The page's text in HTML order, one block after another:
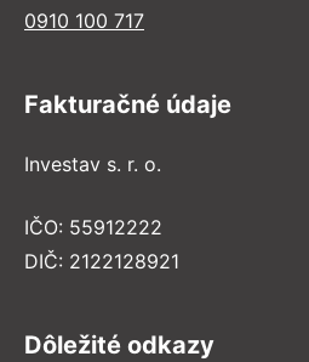
0910 100 717
Fakturačné údaje
Investav s. r. o.
IČO: 55912222
DIČ: 2122128921
Dôležité odkazy